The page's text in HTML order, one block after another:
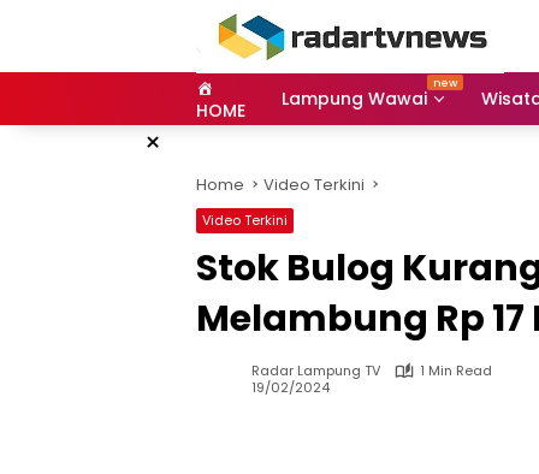
HOME Lampung Wawai
×
Home Video Terkini
Video Terkini
Stok Bulog
Melambung Rp 17
Radar Lampung TV
1 Min Read
19/02/2024